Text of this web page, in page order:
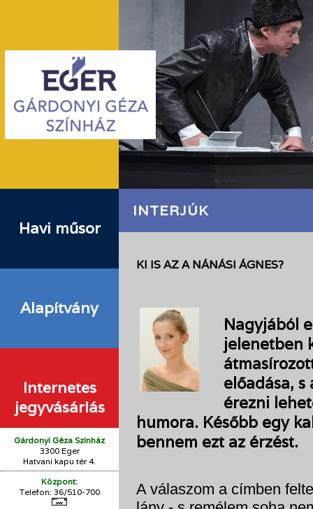
Havi műsor
Alapítvány
Internetes
jegyvásárlás
Gárdonyi Géza Színház
3300 Eger
Hatvani kapu tér 4.
Központ:
Telefon: 36/510-700
INTERJÚK
KI IS AZ A NÁNÁSI ÁGNES?
Nagyjából
jelenetben
előadása,
érezni
humora. Később egy
bennem ezt az érzést.
A válaszom a címben